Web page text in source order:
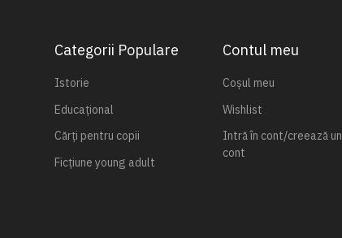
Categorii Populare
Istorie
Educațional
Cărți pentru copii
Ficțiune young adult
Contul meu
Coșul meu
Wishlist
Intră în cont/creează un
cont